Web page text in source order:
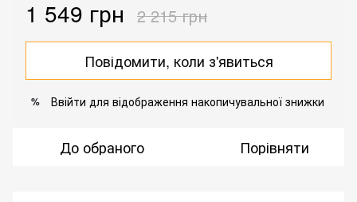
1 549 грн 2 215 грн
Повідомити, коли з'явиться
% Ввійти для відображення накопичувальної знижки
До обраного Порівняти